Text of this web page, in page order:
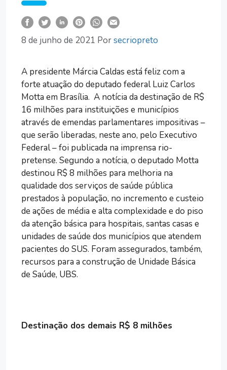
8 de junho de 2021 Porsecriopreto
A presidente Márcia Caldas está feliz com a
forte atuação do deputado federal Luiz Carlos
Motta em Brasília. A notícia da destinação de R$
16 milhões para instituições e municípios
através de emendas parlamentares impositivas –
que serão liberadas, neste ano, pelo Executivo
Federal – foi publicada na imprensa rio-
pretense. Segundo a notícia, o deputado Motta
destinou R$ 8 milhões para melhoria na
qualidade dos serviços de saúde pública
prestados à população, no incremento e custeio
de ações de média e alta complexidade e do piso
da atenção básica para hospitais, santas casas e
unidades de saúde dos municípios que atendem
pacientes do SUS. Foram assegurados, também,
recursos para a construção de Unidade Básica
de Saúde, UBS.
Destinação dos demais R$ 8 milhões